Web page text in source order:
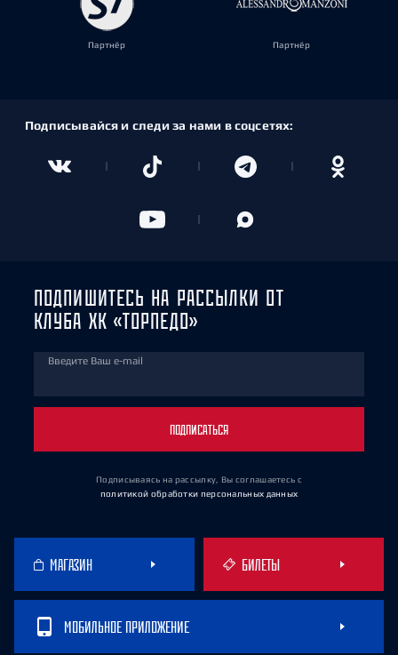
Партнёр Партнёр
Подписывайся и следи за нами в соцсетях:
ПОДПИШИТЕСЬ НА РАССЫЛКИ ОТ
КЛУБА ХК «ТОРПЕДО»
Введите Ваш e-mail
ПОДПИСАТЬСЯ
Подписываясь на рассылку, Вы соглашаетесь с
политикой обработки персональных данных
МАГАЗИН БИЛЕТЫ
МОБИЛЬНОЕ ПРИЛОЖЕНИЕ